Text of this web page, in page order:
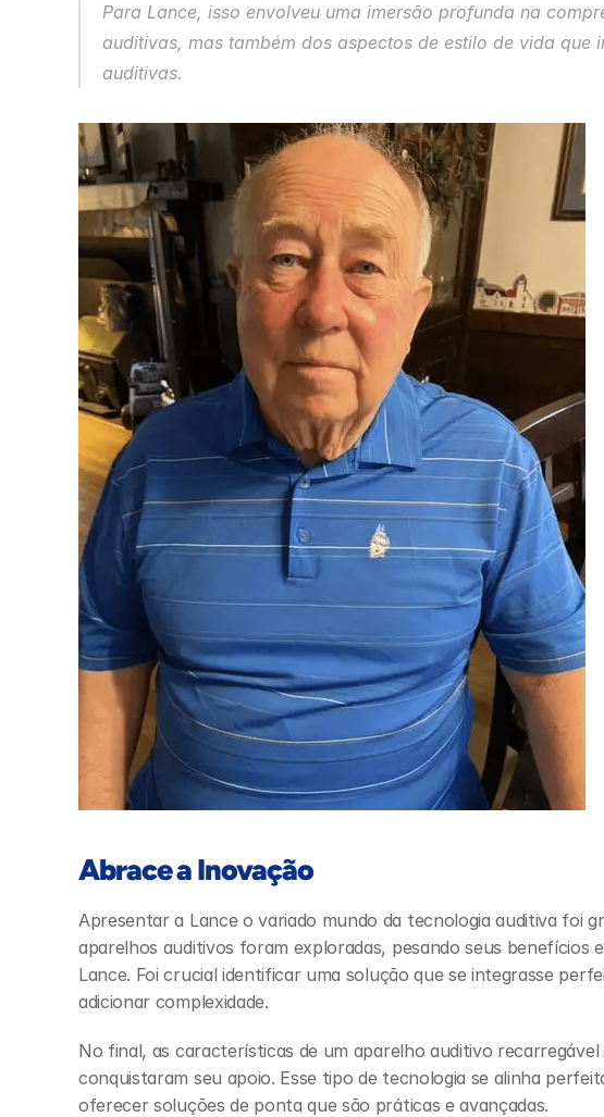
Para Lance, isso envolveu uma imersão profunda na
auditivas, mas também dos aspectos de estilo de vida que
auditivas.
Abrace a Inovação
Apresentar a Lance o variado mundo da tecnologia auditiva foi
aparelhos auditivos foram exploradas, pesando seus benefícios
Lance. Foi crucial identificar uma solução que se integrasse
adicionar complexidade.
No final, as características de um aparelho auditivo
conquistaram seu apoio. Esse tipo de tecnologia se alinha
oferecer soluções de ponta que são práticas e avançadas.